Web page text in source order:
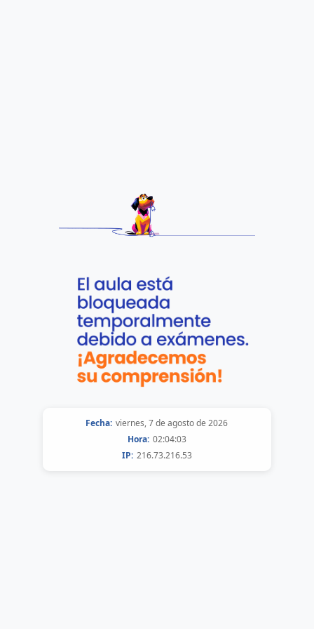
Fecha: viernes, 7 de agosto de 2026
Hora: 02:04:03
IP: 216.73.216.53